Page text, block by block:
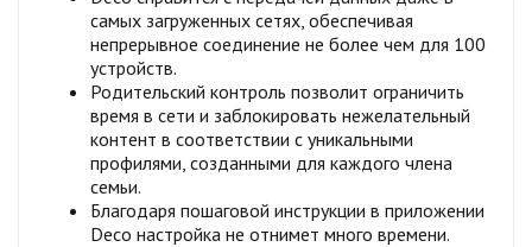
самых загруженных сетях, обеспечивая
непрерывное соединение не более чем для 100
устройств.
Родительский контроль позволит ограничить
время в сети и заблокировать нежелательный
контент в соответствии с уникальными
профилями, созданными для каждого члена
семьи.
Благодаря пошаговой инструкции в приложении
Deco настройка не отнимет много времени.